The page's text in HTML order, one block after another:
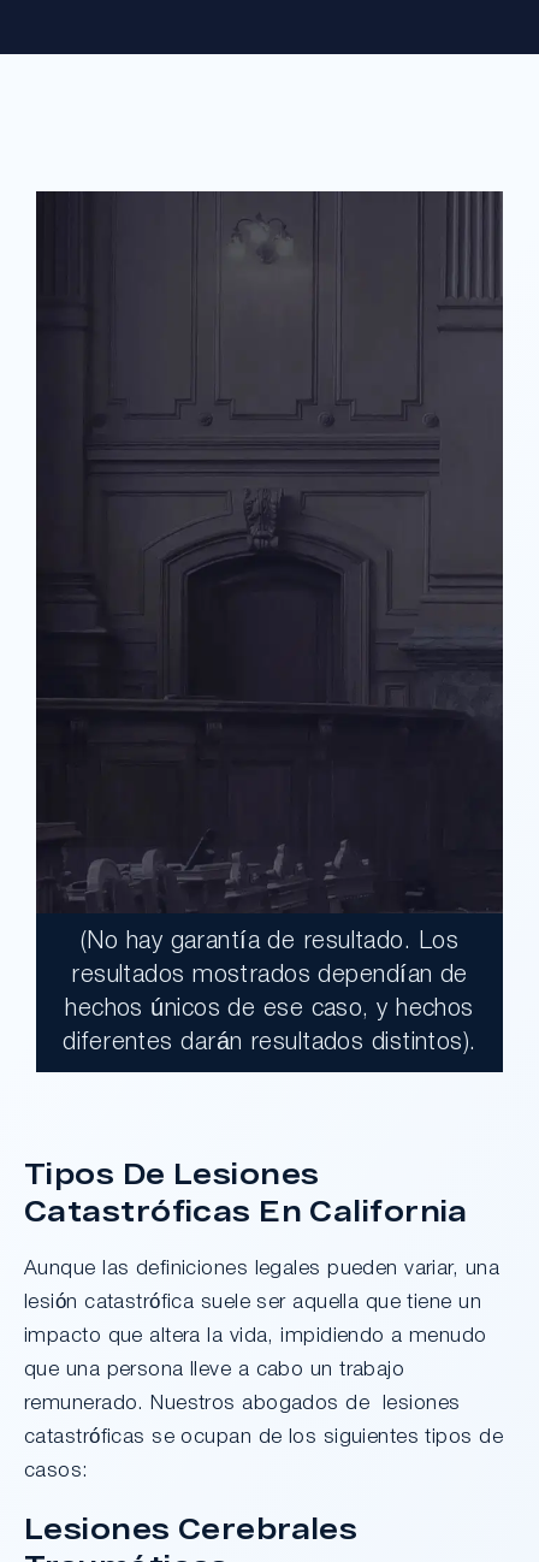
$17,900,000.00
Un jurado declaró al Condado de Los
¿Tengo Un Caso?
(No hay garantía de resultado. Los
resultados mostrados dependían de
hechos únicos de ese caso, y hechos
diferentes darán resultados distintos).
Tipos De Lesiones
Catastróficas En California
Aunque las definiciones legales pueden variar, una
lesión catastrófica suele ser aquella que tiene un
impacto que altera la vida, impidiendo a menudo
que una persona lleve a cabo un trabajo
remunerado. Nuestros abogados de lesiones
catastróficas se ocupan de los siguientes tipos de
casos:
Lesiones Cerebrales